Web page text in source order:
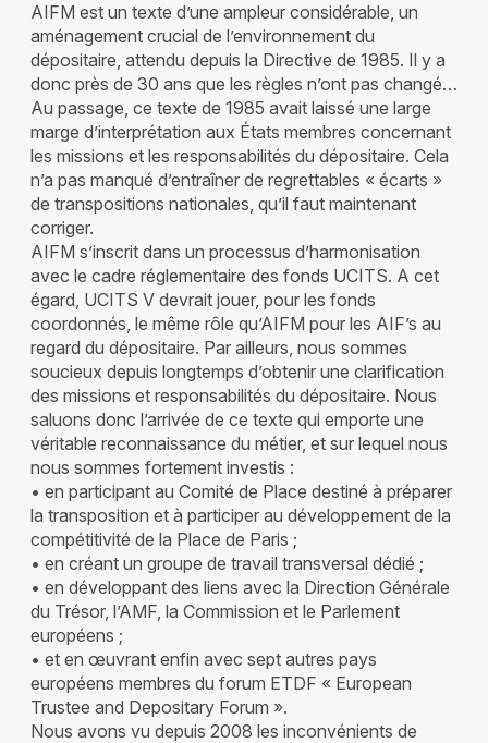
AIFM est un texte d’une ampleur considérable, un
aménagement crucial de l’environnement du
dépositaire, attendu depuis la Directive de 1985. Il y a
donc près de 30 ans que les règles n’ont pas changé…
Au passage, ce texte de 1985 avait laissé une large
marge d’interprétation aux États membres concernant
les missions et les responsabilités du dépositaire. Cela
n’a pas manqué d’entraîner de regrettables « écarts »
de transpositions nationales, qu’il faut maintenant
corriger.
AIFM s’inscrit dans un processus d’harmonisation
avec le cadre réglementaire des fonds UCITS. A cet
égard, UCITS V devrait jouer, pour les fonds
coordonnés, le même rôle qu’AIFM pour les AIF’s au
regard du dépositaire. Par ailleurs, nous sommes
soucieux depuis longtemps d’obtenir une clarification
des missions et responsabilités du dépositaire. Nous
saluons donc l’arrivée de ce texte qui emporte une
véritable reconnaissance du métier, et sur lequel nous
nous sommes fortement investis :
• en participant au Comité de Place destiné à préparer
la transposition et à participer au développement de la
compétitivité de la Place de Paris ;
• en créant un groupe de travail transversal dédié ;
• en développant des liens avec la Direction Générale
du Trésor, l’AMF, la Commission et le Parlement
européens ;
• et en œuvrant enfin avec sept autres pays
européens membres du forum ETDF « European
Trustee and Depositary Forum ».
Nous avons vu depuis 2008 les inconvénients de